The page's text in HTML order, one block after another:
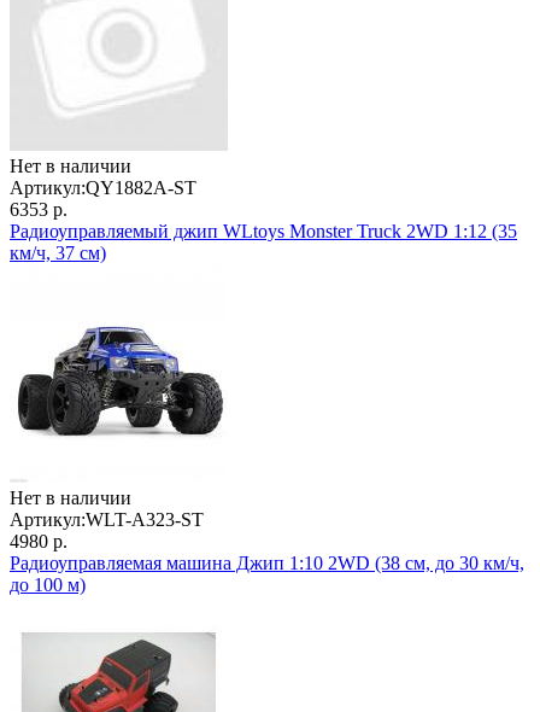
Нет в наличии
Артикул:QY1882A-ST
6353 р.
Радиоуправляемый джип WLtoys Monster Truck 2WD 1:12 (35
км/ч, 37 см)
Нет в наличии
Артикул:WLT-A323-ST
4980 р.
Радиоуправляемая машина Джип 1:10 2WD (38 см, до 30 км/ч,
до 100 м)